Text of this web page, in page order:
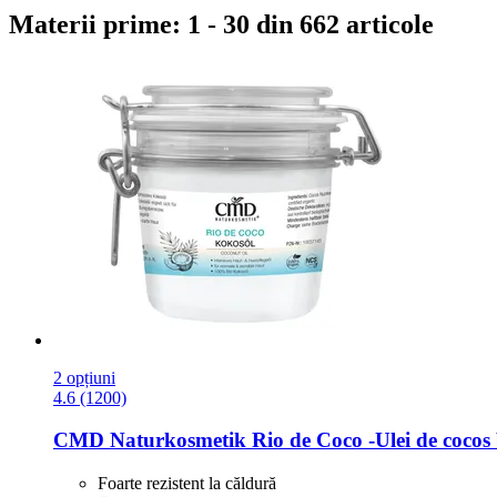
Materii prime: 1 - 30 din 662 articole
2 opțiuni
4.6 (1200)
CMD Naturkosmetik Rio de Coco -​Ulei de
Foarte rezistent la căldură